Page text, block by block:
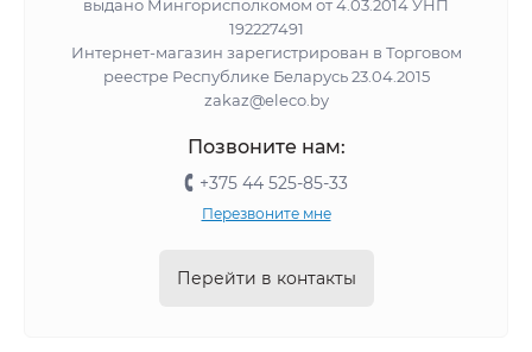
выдано Мингорисполкомом от 4.03.2014 УНП
192227491
Интернет-магазин зарегистрирован в Торговом
реестре Республике Беларусь 23.04.2015
zakaz@eleco.by
Позвоните нам:
+375 44 525-85-33
Перезвоните мне
Перейти в контакты